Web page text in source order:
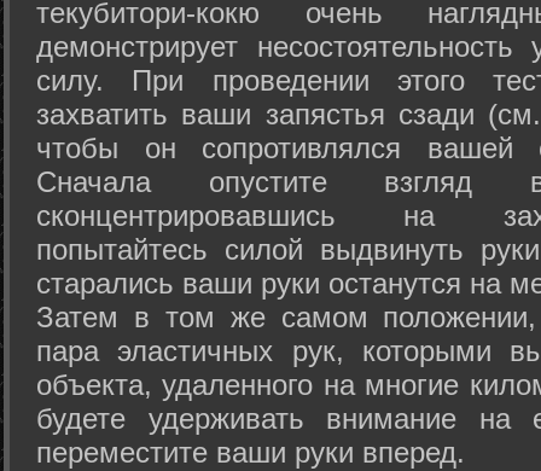
текубитори-кокю очень
демонстрирует
силу. При проведении этого
захватить ваши запястья сзади
чтобы он сопротивлялся вашей
Сначала опустите
сконцентрировавшись на
попытайтесь силой выдвинуть
старались ваши руки останутся на
Затем в том же самом положении,
пара эластичных рук, которыми
объекта, удаленного на многие
будете удерживать внимание на
переместите ваши руки вперед.